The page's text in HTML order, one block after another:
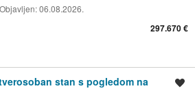
Objavljen:06.08.2026.
297.670 €
stan s pogledom na